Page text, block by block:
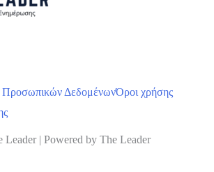
Προσωπικών ΔεδομένωνΌροι χρήσης
| Powered by The Leader